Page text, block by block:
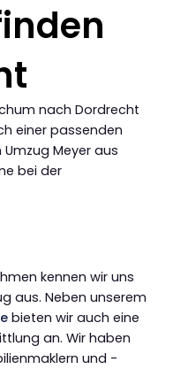
nach Dordrecht
einer passenden
Umzug Meyer aus
bei der
kennen wir uns
aus. Neben unserem
bieten wir auch eine
an. Wir haben
und -